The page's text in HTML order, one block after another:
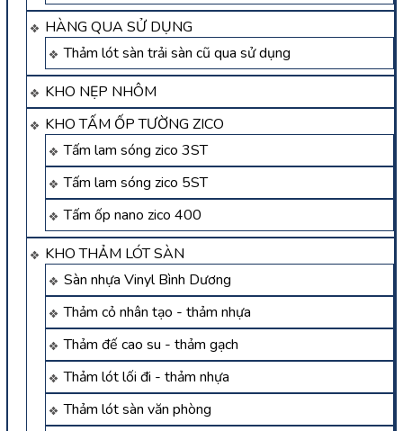
HÀNG QUA SỬ DỤNG
Thảm lót sàn trải sàn cũ qua sử dụng
KHO NẸP NHÔM
KHO TẤM ỐP TƯỜNG ZICO
Tấm lam sóng zico 3ST
Tấm lam sóng zico 5ST
Tấm ốp nano zico 400
KHO THẢM LÓT SÀN
Sàn nhựa Vinyl Bình Dương
Thảm cỏ nhân tạo - thảm nhựa
Thảm đế cao su - thảm gạch
Thảm lót lối đi - thảm nhựa
Thảm lót sàn văn phòng